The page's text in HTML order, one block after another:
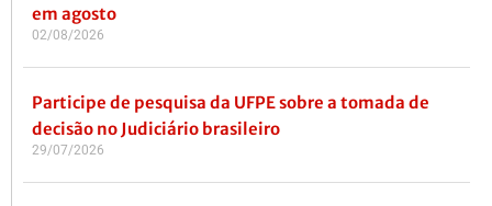
em agosto
02/08/2026
Participe de pesquisa da UFPE sobre a tomada de
decisão no Judiciário brasileiro
29/07/2026